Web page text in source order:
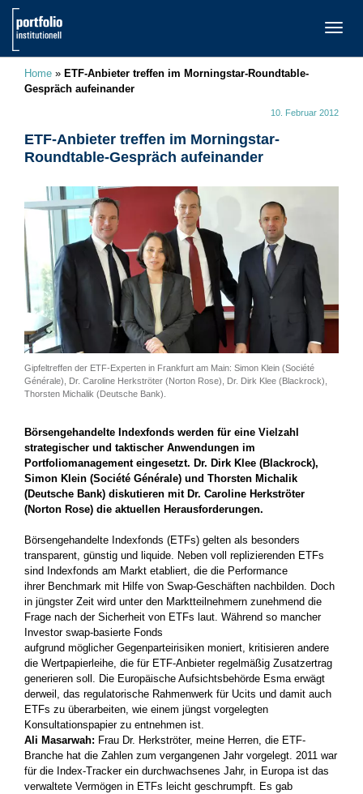
Home » ETF-Anbieter treffen im Morningstar-Roundtable-
Gespräch aufeinander
10. Februar 2012
ETF-Anbieter treffen im Morningstar-
Roundtable-Gespräch aufeinander
Gipfeltreffen der ETF-Experten in Frankfurt am Main: Simon Klein (Société
Générale), Dr. Caroline Herkströter (Norton Rose), Dr. Dirk Klee (Blackrock),
Thorsten Michalik (Deutsche Bank).
Börsengehandelte Indexfonds werden für eine Vielzahl
strategischer und taktischer Anwendungen im
Portfoliomanagement eingesetzt. Dr. Dirk Klee (Blackrock),
Simon Klein (Société Générale) und Thorsten Michalik
(Deutsche Bank) diskutieren mit Dr. Caroline Herkströter
(Norton Rose) die aktuellen Herausforderungen.
Börsengehandelte Indexfonds (ETFs) gelten als besonders
transparent, günstig und liquide. Neben voll replizierenden ETFs
sind Indexfonds am Markt etabliert, die die Performance
ihrer Benchmark mit Hilfe von Swap-Geschäften nachbilden. Doch
in jüngster Zeit wird unter den Marktteilnehmern zunehmend die
Frage nach der Sicherheit von ETFs laut. Während so mancher
Investor swap-basierte Fonds
aufgrund möglicher Gegenparteirisiken moniert, kritisieren andere
die Wertpapierleihe, die für ETF-Anbieter regelmäßig Zusatzertrag
generieren soll. Die Europäische Aufsichtsbehörde Esma erwägt
derweil, das regulatorische Rahmenwerk für Ucits und damit auch
ETFs zu überarbeiten, wie einem jüngst vorgelegten
Konsultationspapier zu entnehmen ist.
Ali Masarwah: Frau Dr. Herkströter, meine Herren, die ETF-
Branche hat die Zahlen zum vergangenen Jahr vorgelegt. 2011 war
für die Index-Tracker ein durchwachsenes Jahr, in Europa ist das
verwaltete Vermögen in ETFs leicht geschrumpft. Es gab